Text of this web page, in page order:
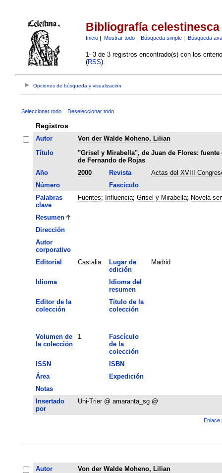
Bibliografía celestinesca
Inicio| Mostrar todo| Búsqueda simple| Búsqueda
1–3 de 3 registros encontrado(s) con los
(RSS):
Opciones de búsqueda y visualización
Seleccionar todo Deseleccionar todo
Registros
Autor
Von der Walde Moheno, Lilian
Título
"Grisel y Mirabella", de Juan de Flores: fuente
de Fernando de Rojas
Año
2000 Revista
Actas del XVIII
Número
Fascículo
Palabras
clave
Fuentes; Influencia; Grisel y Mirabella; Novela
Resumen
Dirección
Autor
corporativo
Editorial
Castalia
Lugar de
edición
Madrid
Idioma
Idioma del
resumen
Editor de la
colección
Título de la
colección
Volumen de
la colección
1
Fascículo
de la
colección
ISSN
ISBN
Área
Expedición
Notas
Insertado
por
Uni-Trier @ amaranta_sg @
Enlace
Autor
Von der Walde Moheno, Lilian